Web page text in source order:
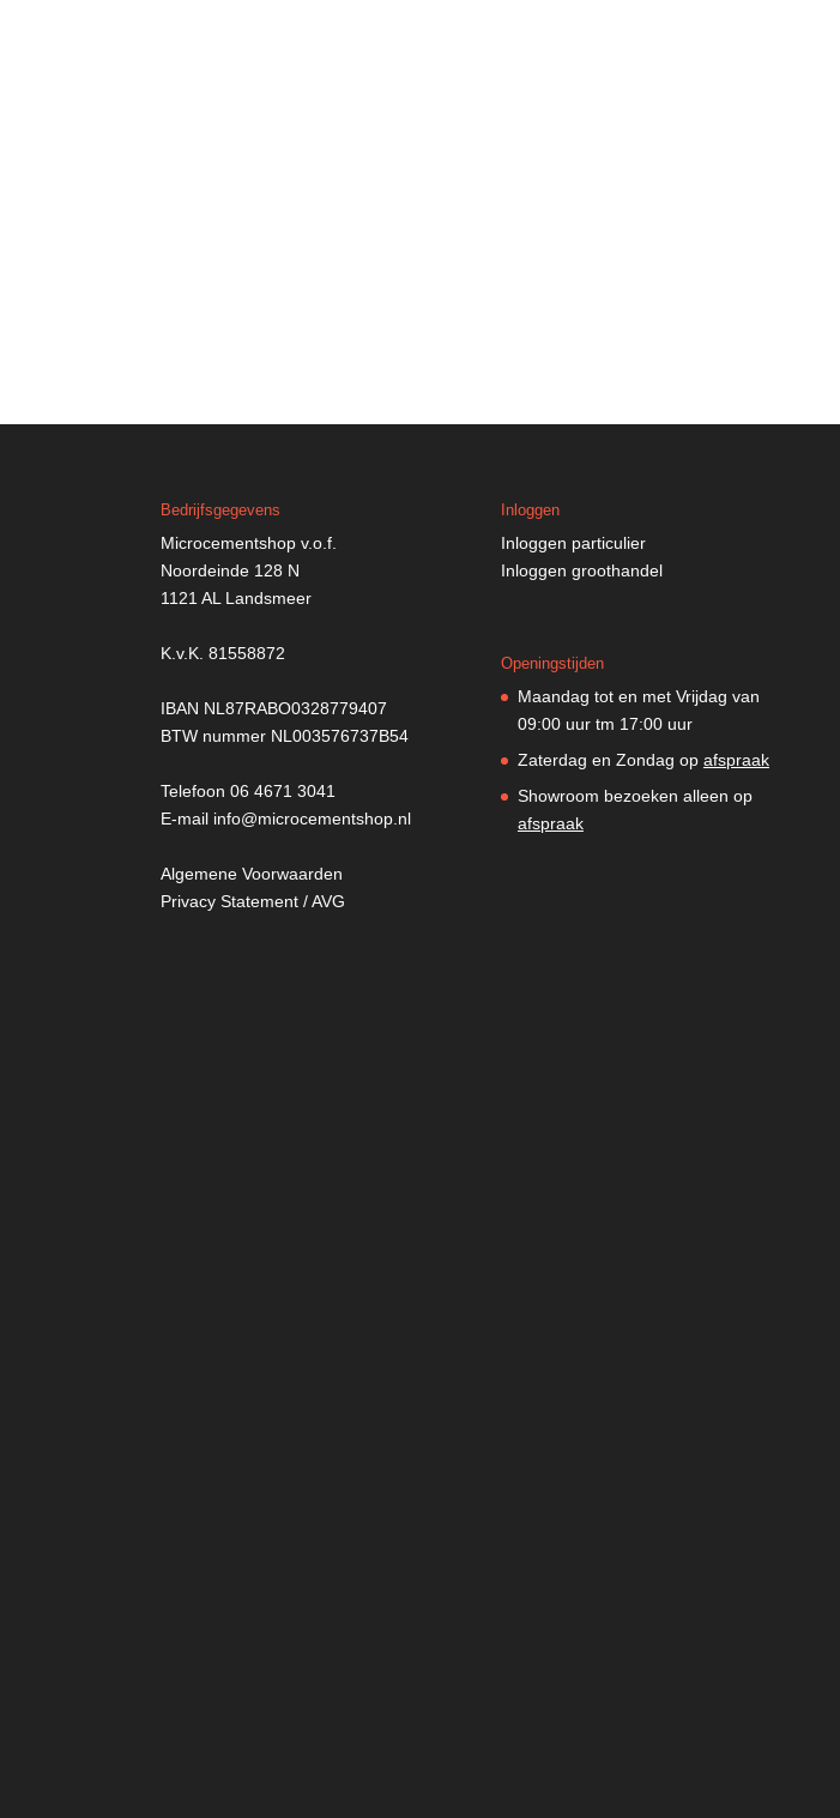
Bedrijfsgegevens
Microcementshop v.o.f.
Noordeinde 128 N
1121 AL Landsmeer
K.v.K. 81558872
IBAN NL87RABO0328779407
BTW nummer NL003576737B54
Telefoon06 4671 3041
E-mail info@microcementshop.nl
Algemene Voorwaarden
Privacy Statement / AVG
Inloggen
Inloggen particulier
Inloggen groothandel
Openingstijden
Maandag tot en met Vrijdag van
09:00 uur tm 17:00 uur
Zaterdag en Zondag op afspraak
Showroom bezoeken alleen op
afspraak